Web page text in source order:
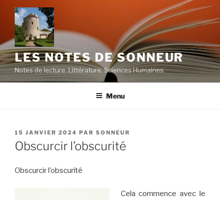
contenu
principal
LES NOTES DE SONNEUR
Notes de lecture. Littérature. Sciences Humaines.
Menu
PUBLIÉ
LE
15 JANVIER 2024 PAR SONNEUR
Obscurcir l’obscurité
Obscurcir l’obscurité
Cela commence avec le